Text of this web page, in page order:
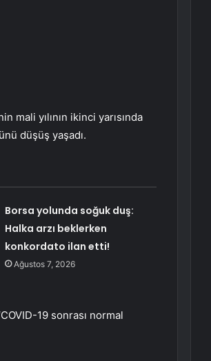
mali yılının ikinci yarısında
düşüş yaşadı.
Borsa yolunda soğuk duş:
Halka arzı beklerken
konkordato ilan etti!
Ağustos 7, 2026
19 sonrası normal